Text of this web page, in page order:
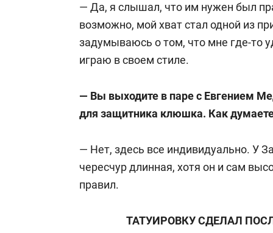
— Да, я слышал, что им нужен был
возможно, мой хват стал одной из
задумываюсь о том, что мне где-то
играю в своем стиле.
— Вы выходите в паре с Евгением
для защитника клюшка. Как
— Нет, здесь все индивидуально. У
чересчур длинная, хотя он и сам
правил.
ТАТУИРОВКУ СДЕЛАЛ